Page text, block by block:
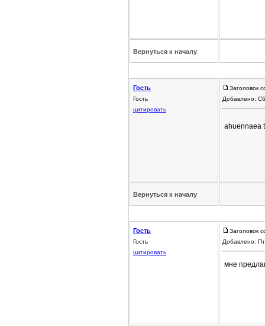
Вернуться к началу
Гость
Гость
цитировать
Заголовок
Добавлено:
ahuennaea
Вернуться к началу
Гость
Гость
цитировать
Заголовок
Добавлено:
мне